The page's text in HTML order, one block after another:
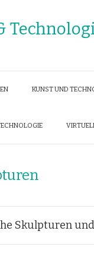
KUNST UND
Skulpturen